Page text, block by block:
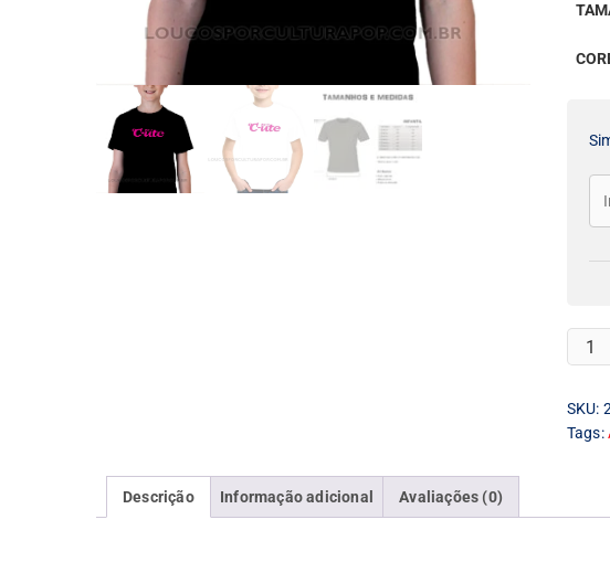
ute
SKU:
Tags:
Descrição Informação adicional Avaliações (0)